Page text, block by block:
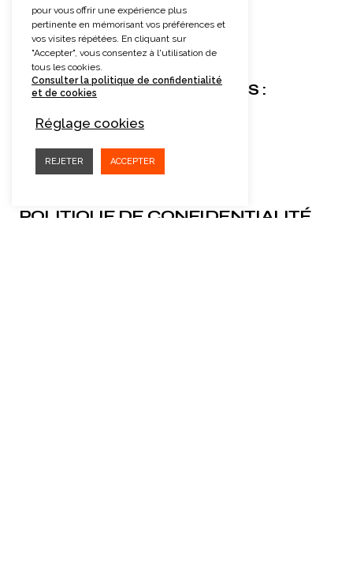
WEB DESIGN :
Coq weB Annecy
Procomag Geneve
CRÉDITS PHOTOS & VIDÉOS :
Unsplash
Envato Elements
Cédric Bernard
POLITIQUE DE CONFIDENTIALITÉ
pour vous offrir une expérience plus
pertinente en mémorisant vos préférences et
vos visites répétées. En cliquant sur
"Accepter", vous consentez à l'utilisation de
tous les cookies.
Consulter la politique de confidentialité
et de cookies
Réglage cookies
REJETER ACCEPTER